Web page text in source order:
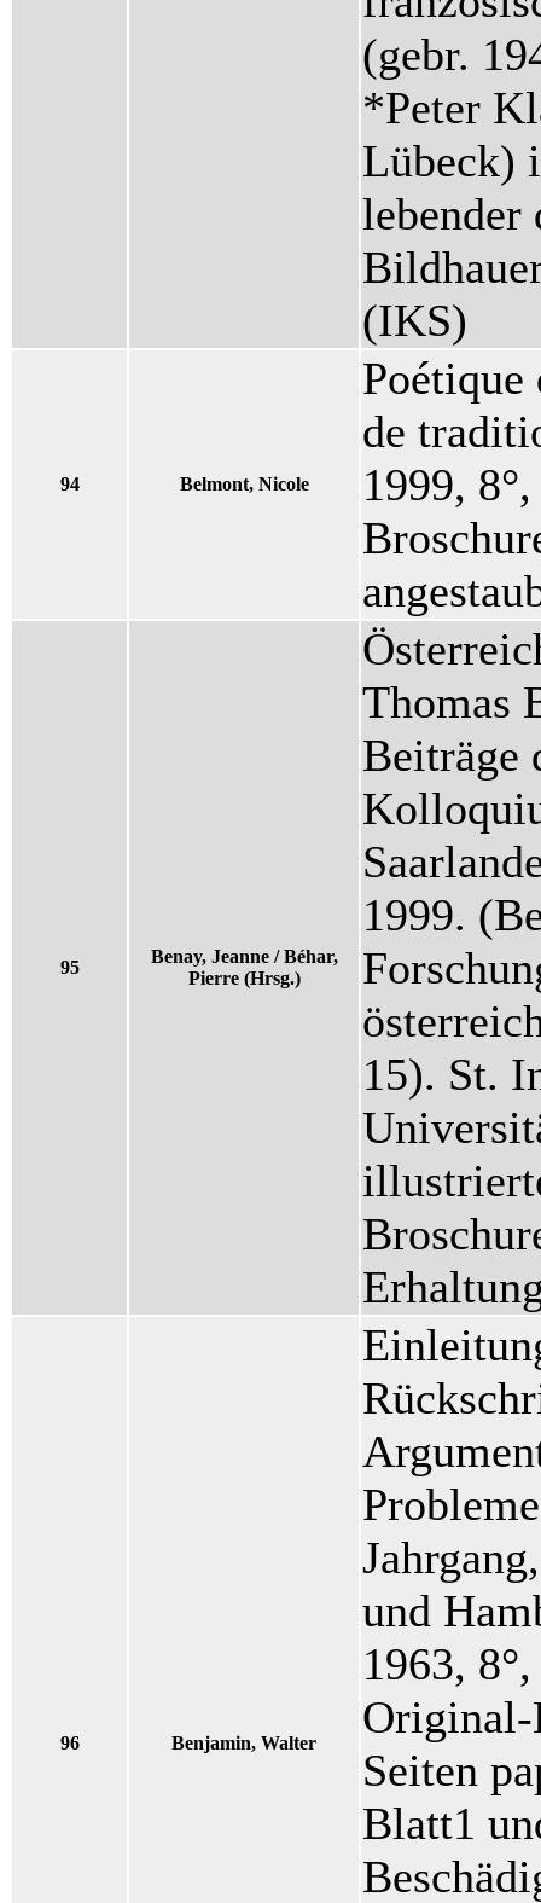
(gebr.
*Peter
Lübeck)
lebender
(IKS)
94 Belmont, Nicole
Poétique
de
1999,
95
Benay, Jeanne / Béhar,
Pierre (Hrsg.)
Thomas
Beiträge
1999.
15). St.
96 Benjamin, Walter
und
1963,
Original-
Seiten
Blatt1